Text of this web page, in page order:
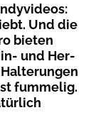
Und die
bieten
und Her-
fummelig.